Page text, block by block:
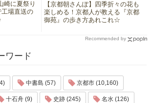
崎に夏祭り
工場直送の
【京都朝さんぽ】四季折々の花も
楽しめる！京都人が教える『京都
御苑』の歩き方あれこれ☆
Recommended by
ワード
中書島 (57) 京都市 (10,160)
十石舟 (9) 史跡 (245) 名水 (126)